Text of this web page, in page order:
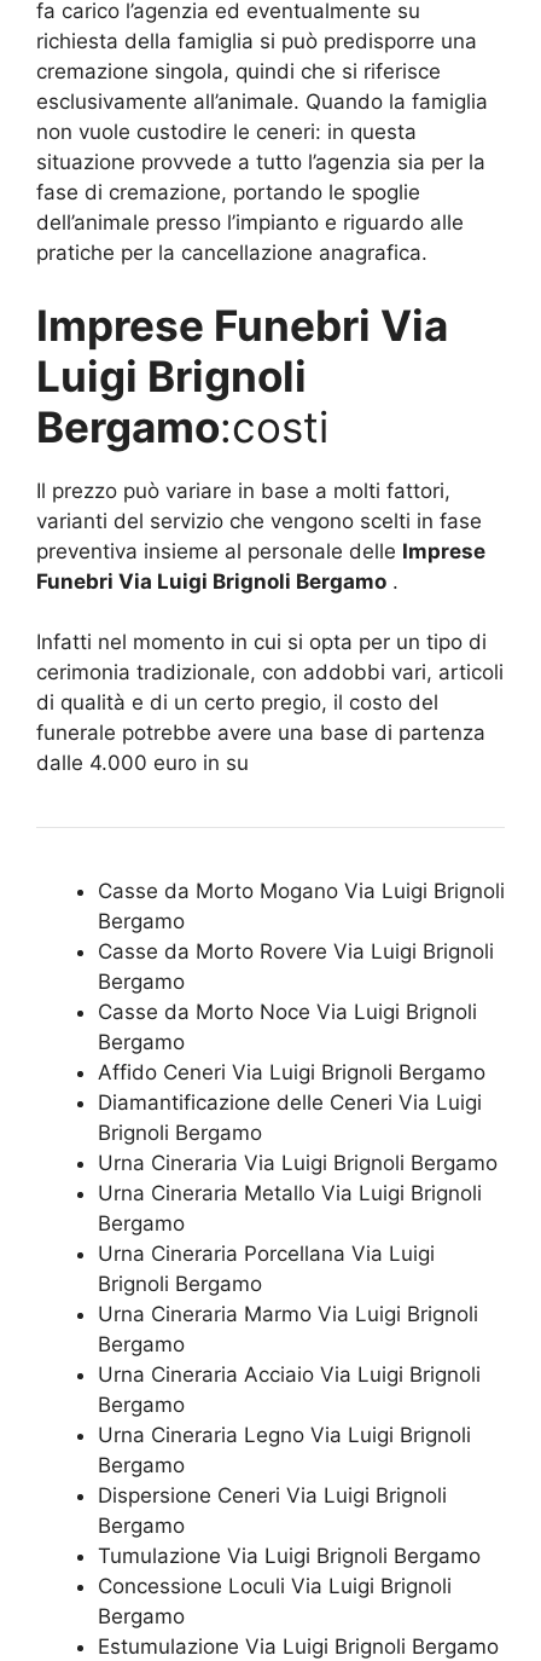
fa carico l’agenzia ed eventualmente su
richiesta della famiglia si può predisporre una
cremazione singola, quindi che si riferisce
esclusivamente all’animale. Quando la famiglia
non vuole custodire le ceneri: in questa
situazione provvede a tutto l’agenzia sia per la
fase di cremazione, portando le spoglie
dell’animale presso l’impianto e riguardo alle
pratiche per la cancellazione anagrafica.
Imprese Funebri Via
Luigi Brignoli
Bergamo:costi
Il prezzo può variare in base a molti fattori,
varianti del servizio che vengono scelti in fase
preventiva insieme al personale delle Imprese
Funebri Via Luigi Brignoli Bergamo .
Infatti nel momento in cui si opta per un tipo di
cerimonia tradizionale, con addobbi vari, articoli
di qualità e di un certo pregio, il costo del
funerale potrebbe avere una base di partenza
dalle 4.000 euro in su
Casse da Morto Mogano Via Luigi Brignoli
Bergamo
Casse da Morto Rovere Via Luigi Brignoli
Bergamo
Casse da Morto Noce Via Luigi Brignoli
Bergamo
Affido Ceneri Via Luigi Brignoli Bergamo
Diamantificazione delle Ceneri Via Luigi
Brignoli Bergamo
Urna Cineraria Via Luigi Brignoli Bergamo
Urna Cineraria Metallo Via Luigi Brignoli
Bergamo
Urna Cineraria Porcellana Via Luigi
Brignoli Bergamo
Urna Cineraria Marmo Via Luigi Brignoli
Bergamo
Urna Cineraria Acciaio Via Luigi Brignoli
Bergamo
Urna Cineraria Legno Via Luigi Brignoli
Bergamo
Dispersione Ceneri Via Luigi Brignoli
Bergamo
Tumulazione Via Luigi Brignoli Bergamo
Concessione Loculi Via Luigi Brignoli
Bergamo
Estumulazione Via Luigi Brignoli Bergamo